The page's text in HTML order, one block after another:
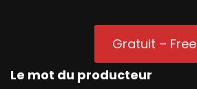
Gratuit – Free
Le mot du producteur